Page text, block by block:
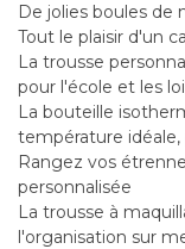
De jolies boules de
Tout le plaisir d'un
La trousse
pour l'école et les
La bouteille
température
Rangez vos
personnalisée
La trousse à
l'organisation sur